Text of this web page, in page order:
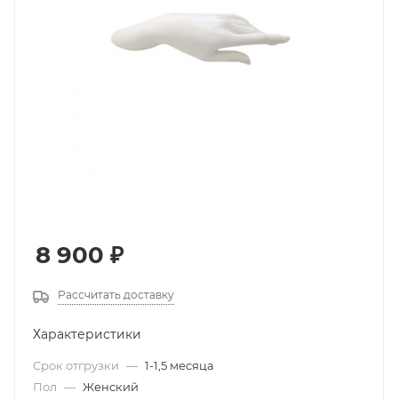
8 900 ₽
Рассчитать доставку
Характеристики
Срок отгрузки — 1-1,5 месяца
Пол — Женский